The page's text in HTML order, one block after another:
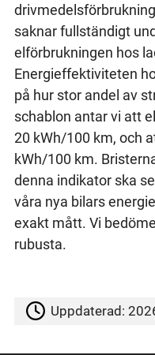
saknar fullständigt
elförbrukningen hos
Energieffektiviteten
på hur stor andel av
schablon antar vi att
20 kWh/100 km, och
kWh/100 km.
denna indikator ska
våra nya bilars
exakt mått. Vi
rubusta.
Uppdaterad: